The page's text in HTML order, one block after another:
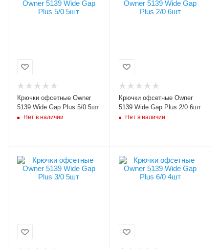
Owner 5139
Цвет крючка
Бородка
с бородкой
Крючки офсетные Owner
5139 Wide Gap Plus 5/0 5шт
Нет в наличии
Owner 5139
Цвет крючка
Бородка
с бородкой
Крючки офсетные Owner
5139 Wide Gap Plus 2/0 6шт
Нет в наличии
Модель крючков
Owner 5139
Цвет крючка
Модель крючков
Owner 5139
Цвет крючка